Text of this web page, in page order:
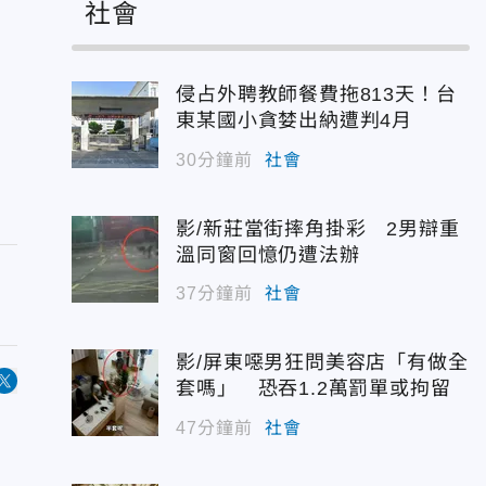
社會
侵占外聘教師餐費拖813天！台
東某國小貪婪出納遭判4月
30分鐘前 社會
影/新莊當街摔角掛彩 2男辯重
溫同窗回憶仍遭法辦
37分鐘前 社會
影/屏東噁男狂問美容店「有做全
套嗎」 恐吞1.2萬罰單或拘留
47分鐘前 社會